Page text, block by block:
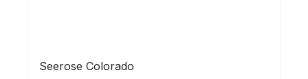
Seerose Colorado